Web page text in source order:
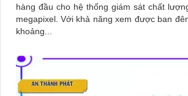
hàng đầu cho hệ thống giám sát chất
megapixel. Với khả năng xem được ban đêm Full Color trong
khoảng...